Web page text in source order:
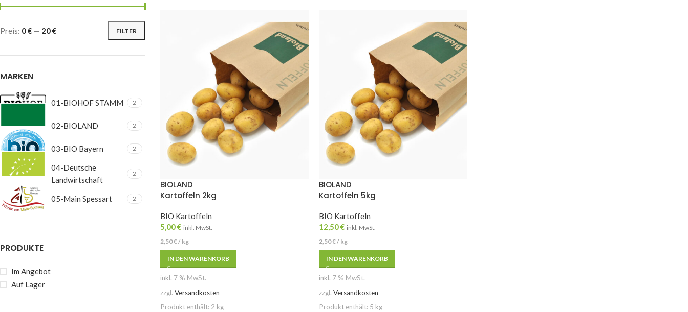
FILTER
Preis: 0 € — 20 €
MARKEN
01-BIOHOF STAMM 2
02-BIOLAND 2
03-BIO Bayern 2
04-Deutsche
Landwirtschaft
2
05-Main Spessart 2
PRODUKTE
Im Angebot
Auf Lager
BIOLAND
Kartoffeln 2kg
BIO Kartoffeln
5,00€ inkl. MwSt.
2,50€/ kg
IN DEN WARENKORB
inkl. 7 % MwSt.
zzgl. Versandkosten
Produkt enthält: 2 kg
BIOLAND
Kartoffeln 5kg
BIO Kartoffeln
12,50€ inkl. MwSt.
2,50€/ kg
IN DEN WARENKORB
inkl. 7 % MwSt.
zzgl. Versandkosten
Produkt enthält: 5 kg